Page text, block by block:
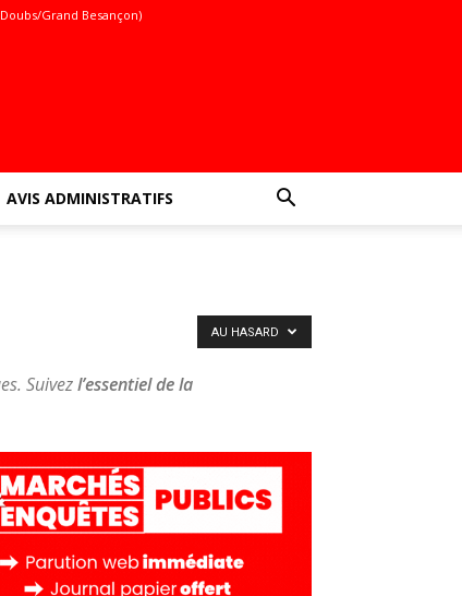
Grand Besançon)
AVIS ADMINISTRATIFS
Suivezl’essentiel de la
AU HASARD